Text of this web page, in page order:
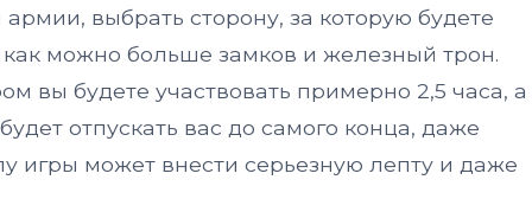
выбрать сторону, за которую будете
как можно больше замков и железный трон.
вы будете участвовать примерно 2,5 часа, а
отпускать вас до самого конца, даже
игры может внести серьезную лепту и даже